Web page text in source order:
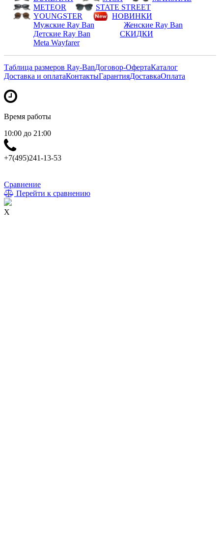
METEOR
STATE STREET
YOUNGSTER
НОВИНКИ
Мужские Ray Ban
Женские Ray Ban
Детские Ray Ban
СКИДКИ
Meta Wayfarer
Таблица размеров Ray-BanДоговор-ОфертаКаталог
Доставка и оплатаКонтактыГарантияДоставкаОплата
Время работы
10:00 до 21:00
+7(495)241-13-53
Сравнение
Перейти к сравнению
X